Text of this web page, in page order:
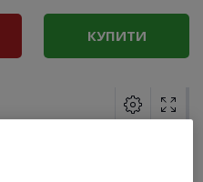
КУПИТИ